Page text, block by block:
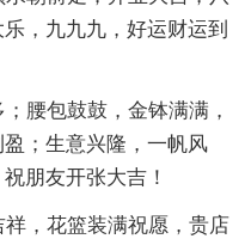
，九九九，好运财运到
腰包鼓鼓，金钵满满，
；生意兴隆，一帆风
朋友开张大吉！
，花篮装满祝愿，贵店